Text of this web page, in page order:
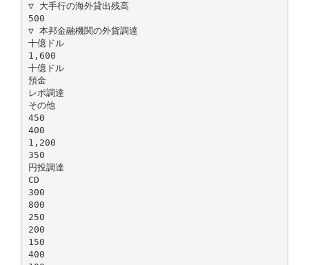
▽ 大手行の海外貸出残高
500
▽ 本邦金融機関の外貨調達
十億ドル
1,600
十億ドル
預金
レポ調達
その他
450
400
1,200
350
円投調達
CD
300
800
250
200
150
400